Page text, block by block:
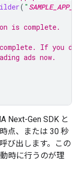
( "
is complete.
If you
ads now.
Next-Gen SDK と
点、または 30 秒
び出します。この
時に行うのが理